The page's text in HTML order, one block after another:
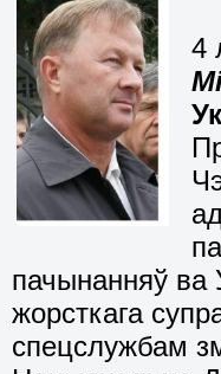
4
пачынанняў ва
жорсткага
спецслужбам